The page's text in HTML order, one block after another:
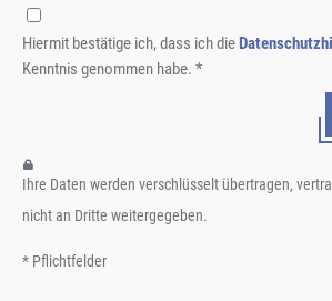
Hiermit bestätige ich, dass ich die
Kenntnis genommen habe. *
Ihre Daten werden verschlüsselt übertragen,
nicht an Dritte weitergegeben.
* Pflichtfelder